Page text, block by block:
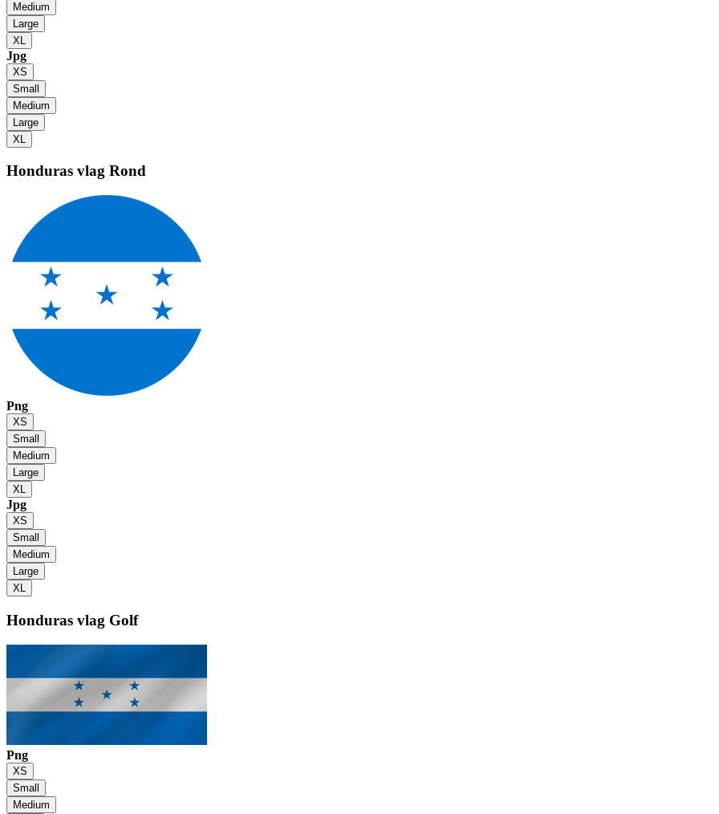
Medium
Large
XL
Jpg
XS
Small
Medium
Large
XL
Honduras vlag Rond
Png
XS
Small
Medium
Large
XL
Jpg
XS
Small
Medium
Large
XL
Honduras vlag Golf
Png
XS
Small
Medium